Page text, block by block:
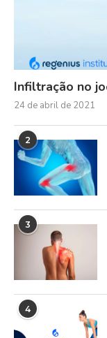
Infiltração no
24 de abril de 2021
2
3
4